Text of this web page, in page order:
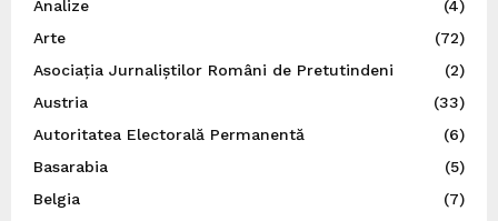
Analize
(4)
Arte
(72)
Asociația Jurnaliștilor Români de Pretutindeni
(2)
Austria
(33)
Autoritatea Electorală Permanentă
(6)
Basarabia
(5)
Belgia
(7)